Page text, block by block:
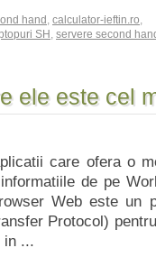
hand , calculator-ieftin.ro,
SH , servere second
ele este cel
care ofera o
de pe
Web este un
Protocol)
in ...